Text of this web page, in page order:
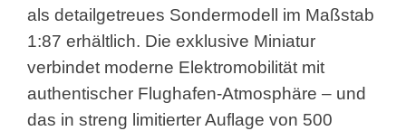
als detailgetreues Sondermodell im Maßstab
1:87 erhältlich. Die exklusive Miniatur
verbindet moderne Elektromobilität mit
authentischer Flughafen-Atmosphäre – und
das in streng limitierter Auflage von 500